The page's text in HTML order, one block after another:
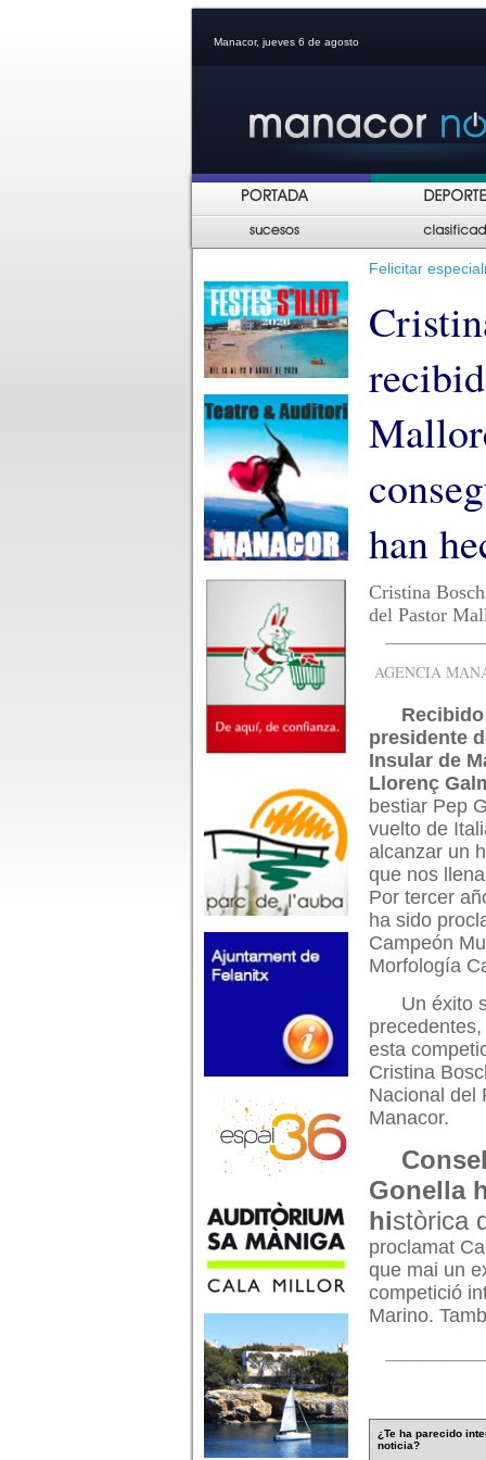
Manacor, jueves 6 de agosto
Felicitar
han
Cristina
del Pastor
AGENCIA
presidente
Insular de
Llorenç
bestiar Pep
vuelto de
alcanzar un
que nos
Por tercer
ha sido
Campeón
Morfología
Un éxito
esta
Cristina
Nacional del
Manacor.
Gonella
històrica
proclamat
que mai un
competició
Marino.
¿Te ha parecido
noticia?